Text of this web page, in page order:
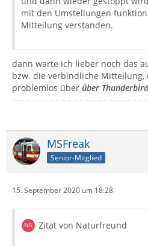
mit den Umstellungen
Mitteilung verstanden.
dann warte ich lieber noch das
bzw. die verbindliche Mitteilung,
problemlos über über Thunderbird
MSFreak
Senior-Mitglied
15. September 2020 um 18:28
Zitat von Naturfreund